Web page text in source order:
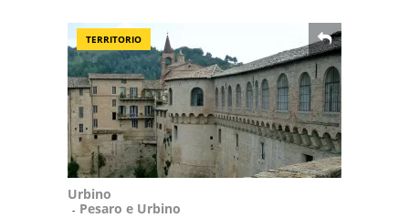
TERRITORIO
Urbino
Pesaro e Urbino